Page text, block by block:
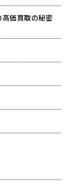
価買取の秘密